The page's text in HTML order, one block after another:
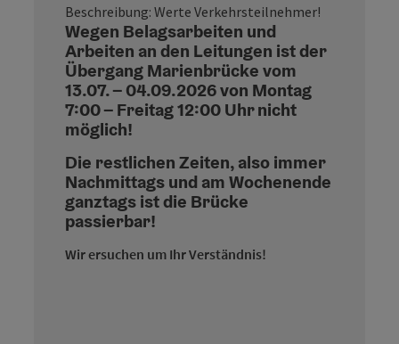
Beschreibung: Werte Verkehrsteilnehmer!
Wegen Belagsarbeiten und
Arbeiten an den Leitungen ist der
Übergang Marienbrücke vom
13.07. – 04.09.2026 von Montag
7:00 – Freitag 12:00 Uhr nicht
möglich!
Die restlichen Zeiten, also immer
Nachmittags und am Wochenende
ganztags ist die Brücke
passierbar!
Wir ersuchen um Ihr Verständnis!